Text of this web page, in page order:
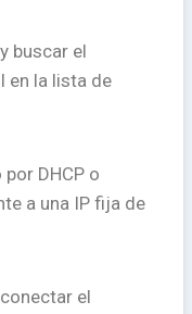
buscar el
en la lista de
DHCP o
a una IP fija de
el